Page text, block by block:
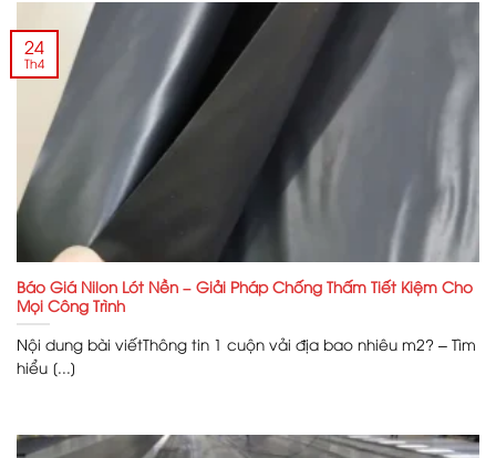
Báo Giá Nilon Lót Nền – Giải Pháp Chống Thấm Tiết Kiệm Cho
Mọi Công Trình
Nội dung bài viếtThông tin 1 cuộn vải địa bao nhiêu m2? – Tìm
hiểu [...]
24
Th4